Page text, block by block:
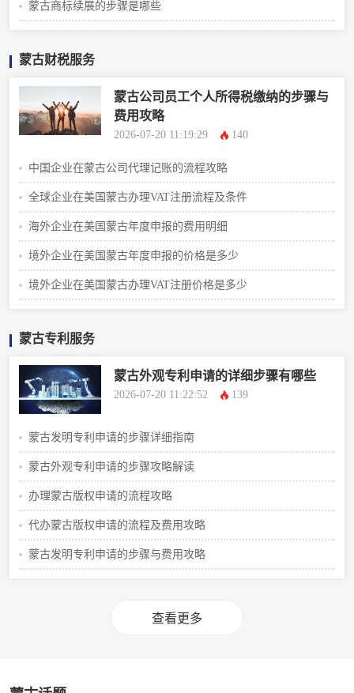
蒙古商标续展的步骤是哪些
蒙古财税服务
蒙古公司员工个人所得税缴纳的步骤与
费用攻略
2026-07-20 11:19:29 140
中国企业在蒙古公司代理记账的流程攻略
全球企业在美国蒙古办理VAT注册流程及条件
海外企业在美国蒙古年度申报的费用明细
境外企业在美国蒙古年度申报的价格是多少
境外企业在美国蒙古办理VAT注册价格是多少
蒙古专利服务
蒙古外观专利申请的详细步骤有哪些
2026-07-20 11:22:52 139
蒙古发明专利申请的步骤详细指南
蒙古外观专利申请的步骤攻略解读
办理蒙古版权申请的流程攻略
代办蒙古版权申请的流程及费用攻略
蒙古发明专利申请的步骤与费用攻略
查看更多